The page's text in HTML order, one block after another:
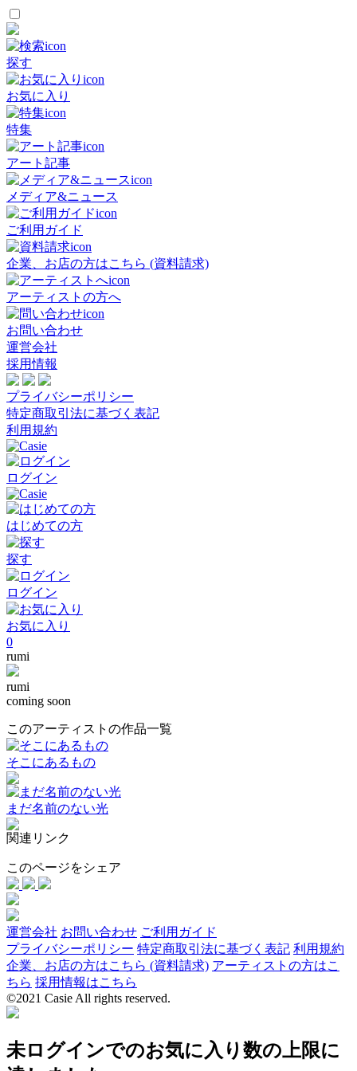
探す
お気に入り
特集
アート記事
メディア&ニュース
ご利用ガイド
企業、お店の方はこちら (資料請求)
アーティストの方へ
お問い合わせ
運営会社
採用情報
プライバシーポリシー
特定商取引法に基づく表記
利用規約
ログイン
はじめての方
探す
ログイン
お気に入り
0
rumi
rumi
coming soon
このアーティストの作品一覧
そこにあるもの
まだ名前のない光
関連リンク
このページをシェア
運営会社 お問い合わせ ご利用ガイド
プライバシーポリシー 特定商取引法に基づく表記 利用規約
企業、お店の方はこちら (資料請求) アーティストの方はこ
ちら 採用情報はこちら
©2021 Casie All rights reserved.
未ログインでのお気に入り数の上限に